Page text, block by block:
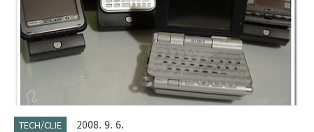
TECH/CLIE 2008. 9. 6.